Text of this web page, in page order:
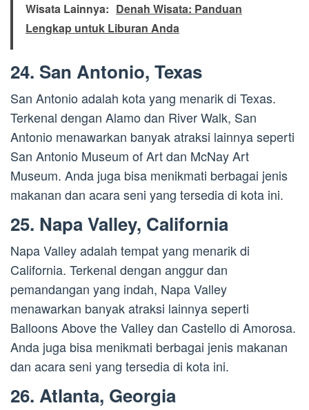
Wisata Lainnya: Denah Wisata: Panduan
Lengkap untuk Liburan Anda
24. San Antonio, Texas
San Antonio adalah kota yang menarik di Texas.
Terkenal dengan Alamo dan River Walk, San
Antonio menawarkan banyak atraksi lainnya seperti
San Antonio Museum of Art dan McNay Art
Museum. Anda juga bisa menikmati berbagai jenis
makanan dan acara seni yang tersedia di kota ini.
25. Napa Valley, California
Napa Valley adalah tempat yang menarik di
California. Terkenal dengan anggur dan
pemandangan yang indah, Napa Valley
menawarkan banyak atraksi lainnya seperti
Balloons Above the Valley dan Castello di Amorosa.
Anda juga bisa menikmati berbagai jenis makanan
dan acara seni yang tersedia di kota ini.
26. Atlanta, Georgia